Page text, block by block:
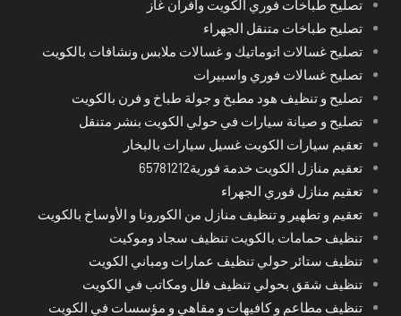
تصليح طباخات فوري الكويت وأفران غاز
تصليح طباخات متنقل الجهراء
تصليح غسالات اتوماتيك و غسالات ملابس ونشافات بالكويت
تصليح غسالات فوري واسبيرات
تصليح و تنظيف هود مطبخ و جولة طباخ و فرن بالكويت
تصليح و صيانة سيارات في حولي الكويت بنشر متنقل
تعقيم سيارات الكويت غسيل سيارات بالبخار
تعقيم منازل الكويت خدمة فورية65781212
تعقيم منازل فوري الجهراء
تعقيم و تطهير و تنظيف منازل من الكورونا و الأوساخ بالكويت
تنظيف حمامات بالكويت تنظيف سجاد وموكيت
تنظيف ستائر حولي تنظيف عمارات ومباني الكويت
تنظيف شقق بحولي تنظيف فلل ومكاتب في الكويت
تنظيف مطاعم و كافيهات و مقاهي و مؤسسات في الكويت